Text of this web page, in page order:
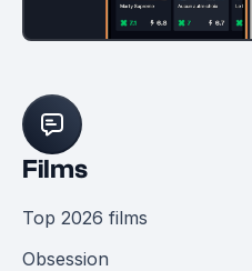
Films
Top 2026 films
Obsession